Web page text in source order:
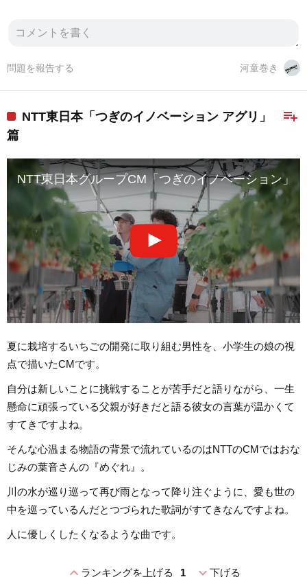
河童巻き
問題を報告する
playlist_add
NTT東日本「つぎのイノベーション アグリ」
篇
NTT東日本グループCM「つぎのイノベーション」
夏に栽培するいちごの開発に取り組む男性を、小学生の娘の視
点で描いたCMです。
自分は新しいことに挑戦することが苦手だと語りながら、一生
懸命に頑張っている父親が好きだと語る彼女の言葉が温かくて
すてきですよね。
そんな心温まる物語の背景で流れているのはNTTのCMではおな
じみの葉音さんの『めぐれ』。
川の水が巡り巡って再び雨となって降り注ぐように、愛も世の
中を巡っているんだとつづられた歌詞がすてきなんですよね。
人に優しくしたくなるような曲です。
expand_lessランキングを上げる 1 expand_more下げる